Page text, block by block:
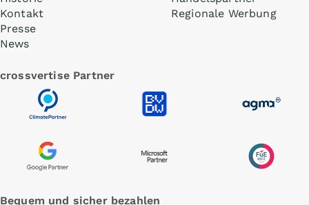
Kontakt
Presse
News
Regionale Werbung
crossvertise Partner
Bequem und sicher bezahlen